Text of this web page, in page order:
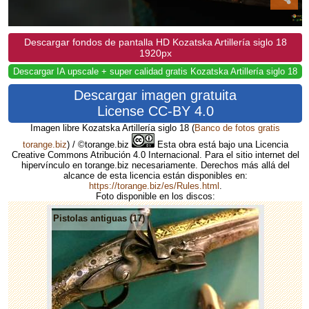
Descargar fondos de pantalla HD Kozatska Artillería siglo 18
1920px
Descargar IA upscale + super calidad gratis Kozatska Artillería siglo 18
Descargar imagen gratuita
License CC-BY 4.0
Imagen libre Kozatska Artillería siglo 18 (Banco de fotos gratis
torange.biz) / ©torange.biz
Esta obra está bajo una Licencia
Creative Commons Atribución 4.0 Internacional. Para el sitio internet del
hipervínculo en torange.biz necesariamente. Derechos más allá del
alcance de esta licencia están disponibles en:
https://torange.biz/es/Rules.html
Foto disponible en los discos:
Pistolas antiguas (17)